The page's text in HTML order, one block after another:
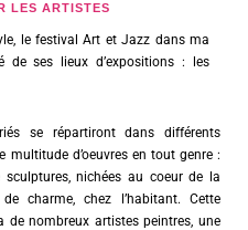
LES ARTISTES
le festival Art et Jazz dans ma
de ses lieux d’expositions : les
se répartiront dans différents
d’oeuvres en tout genre :
nichées au coeur de la
charme, chez l’habitant. Cette
de nombreux artistes peintres, une